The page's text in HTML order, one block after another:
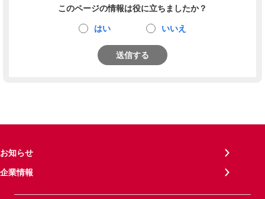
このページの情報は役に立ちましたか？
はい いいえ
送信する
お知らせ
企業情報